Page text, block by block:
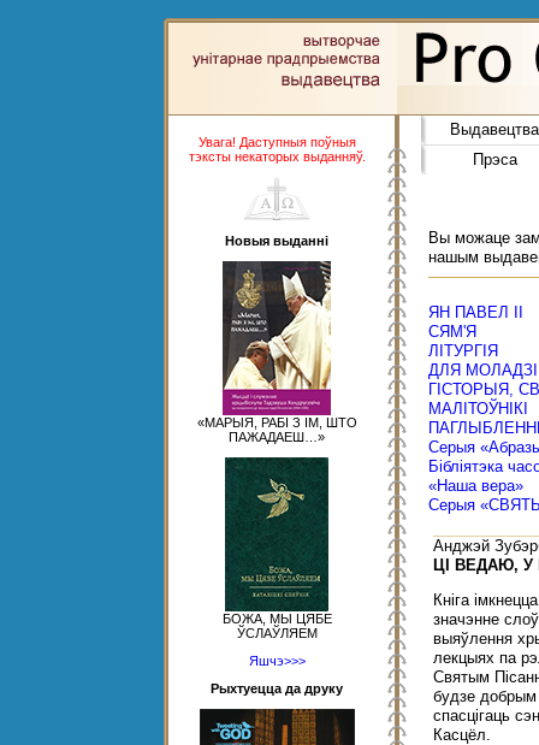
Увага! Даступныя поўныя
тэксты некаторых выданняў.
Новыя выданні
«МАРЫЯ, РАБІ З ІМ, ШТО
ПАЖАДАЕШ…»
БОЖА, МЫ ЦЯБЕ
ЎСЛАЎЛЯЕМ
Яшчэ>>>
Рыхтуецца да друку
Выдавецтва
Прэса
Вы можаце
нашым
ЯН ПАВЕЛ ІІ
СЯМ'Я
ЛІТУРГІЯ
ДЛЯ МОЛАДЗІ
ГІСТОРЫЯ,
МАЛІТОЎНІКІ
Серыя
Бібліятэка
«Наша вера»
Серыя
Анджэй
ЦІ ВЕДАЮ,
Кніга
значэнне
выяўлення
лекцыях па
Святым
будзе
спасцігаць
Касцёл.